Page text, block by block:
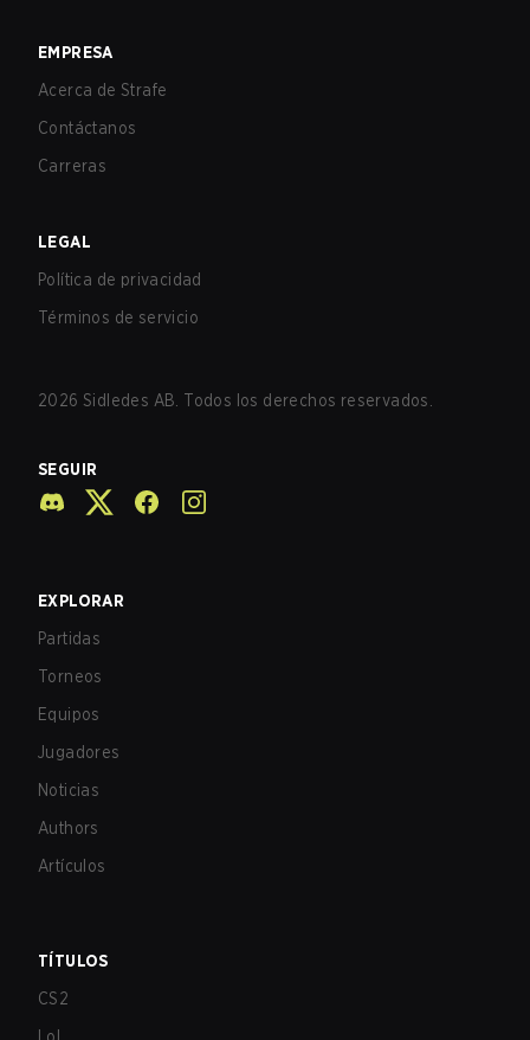
EMPRESA
Acerca de Strafe
Contáctanos
Carreras
LEGAL
Política de privacidad
Términos de servicio
2026 Sidledes AB. Todos los derechos reservados.
SEGUIR
EXPLORAR
Partidas
Torneos
Equipos
Jugadores
Noticias
Authors
Artículos
TÍTULOS
CS2